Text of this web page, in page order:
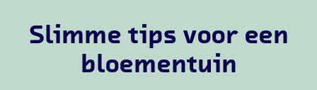
Slimme tips voor een
bloementuin